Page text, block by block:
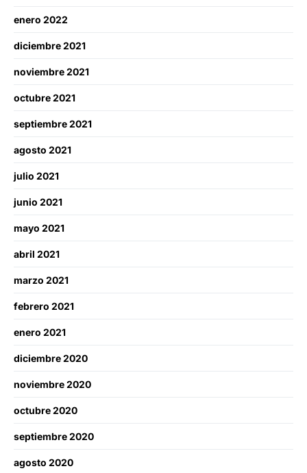
enero 2022
diciembre 2021
noviembre 2021
octubre 2021
septiembre 2021
agosto 2021
julio 2021
junio 2021
mayo 2021
abril 2021
marzo 2021
febrero 2021
enero 2021
diciembre 2020
noviembre 2020
octubre 2020
septiembre 2020
agosto 2020